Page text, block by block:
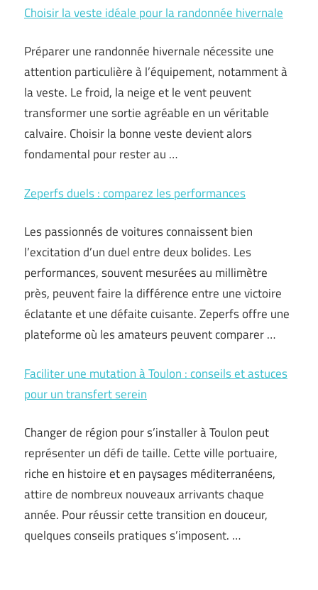
Choisir la veste idéale pour la randonnée hivernale
Préparer une randonnée hivernale nécessite une
attention particulière à l’équipement, notamment à
la veste. Le froid, la neige et le vent peuvent
transformer une sortie agréable en un véritable
calvaire. Choisir la bonne veste devient alors
fondamental pour rester au …
Zeperfs duels : comparez les performances
Les passionnés de voitures connaissent bien
l’excitation d’un duel entre deux bolides. Les
performances, souvent mesurées au millimètre
près, peuvent faire la différence entre une victoire
éclatante et une défaite cuisante. Zeperfs offre une
plateforme où les amateurs peuvent comparer …
Faciliter une mutation à Toulon : conseils et astuces
pour un transfert serein
Changer de région pour s’installer à Toulon peut
représenter un défi de taille. Cette ville portuaire,
riche en histoire et en paysages méditerranéens,
attire de nombreux nouveaux arrivants chaque
année. Pour réussir cette transition en douceur,
quelques conseils pratiques s’imposent. …